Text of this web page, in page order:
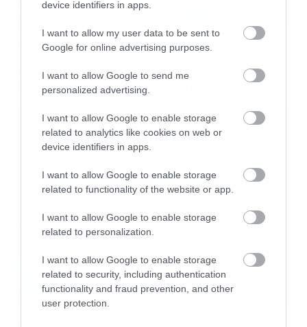
device identifiers in apps.
I want to allow my user data to be sent to
Google for online advertising purposes.
I want to allow Google to send me
personalized advertising.
I want to allow Google to enable storage
related to analytics like cookies on web or
device identifiers in apps.
I want to allow Google to enable storage
related to functionality of the website or app.
I want to allow Google to enable storage
related to personalization.
I want to allow Google to enable storage
related to security, including authentication
functionality and fraud prevention, and other
user protection.
www.facebook.com/events/
Προπώληση:6€
ΣΗΜΕΙΑ ΠΡΟΠΩΛΗΣΗΣ:
Τηλεφωνικά στο11876
Reload Stores
Seven Spots
Viva Kiosks(Συνταγμα&Τεχνόπολις)
Ηλεκτρονική προπώληση:
Οι λόγοι της απόλυσης του Sid
Wilson από τους Slipknot